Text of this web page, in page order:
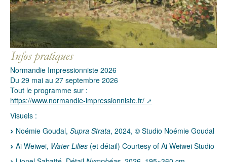
Normandie Impressionniste 2026
Du 29 mai au 27 septembre 2026
Tout le programme sur :
https://www.normandie-impressionniste.fr/
Visuels :
Noémie Goudal, Supra Strata, 2024, © Studio Noémie Goudal
Ai Weiwei, Water Lilies (et détail) Courtesy of Ai Weiwei Studio